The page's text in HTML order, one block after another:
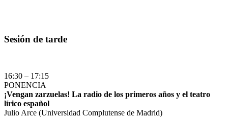
Sesión de tarde
16:30 – 17:15
PONENCIA
¡Vengan zarzuelas! La radio de los primeros años y el teatro
lírico español
Julio Arce (Universidad Complutense de Madrid)